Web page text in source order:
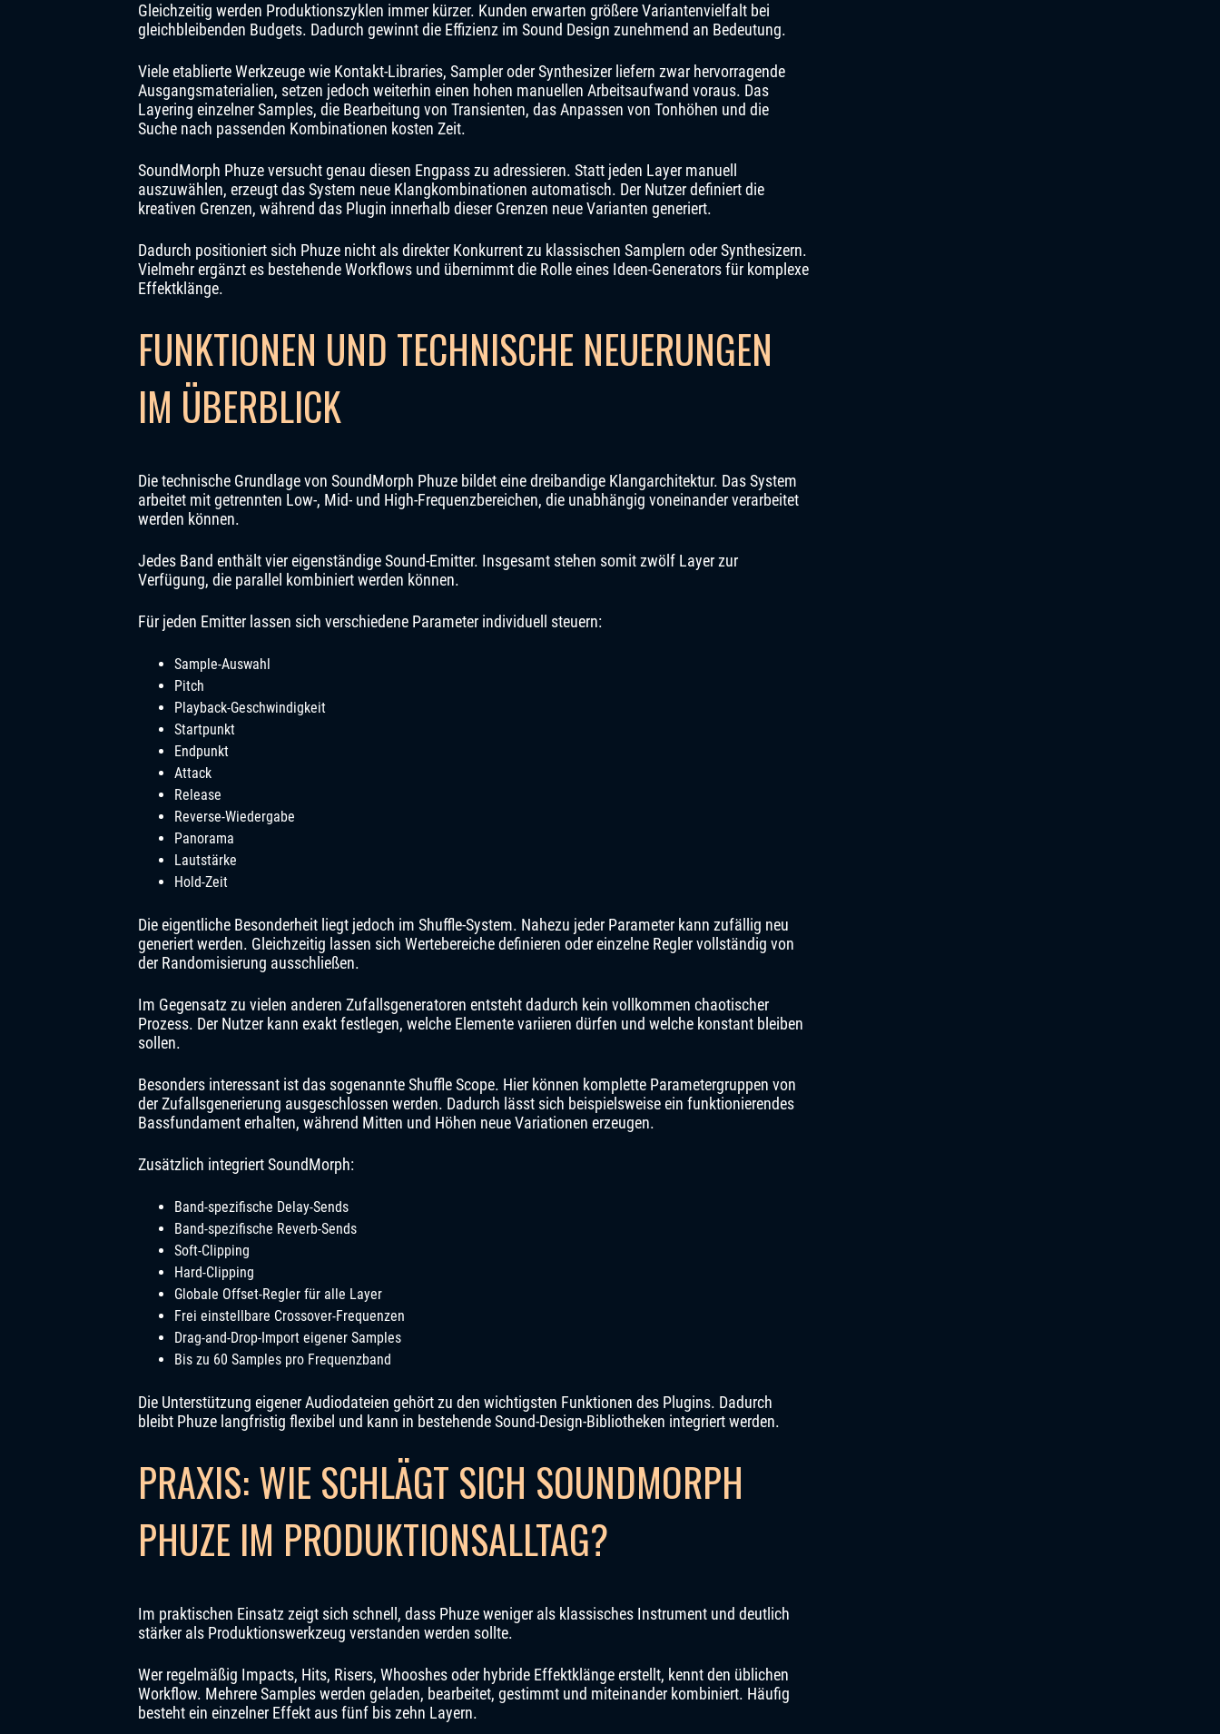
Gleichzeitig werden Produktionszyklen immer kürzer. Kunden erwarten größere Variantenvielfalt bei
gleichbleibenden Budgets. Dadurch gewinnt die Effizienz im Sound Design zunehmend an Bedeutung.
Viele etablierte Werkzeuge wie Kontakt-Libraries, Sampler oder Synthesizer liefern zwar hervorragende
Ausgangsmaterialien, setzen jedoch weiterhin einen hohen manuellen Arbeitsaufwand voraus. Das
Layering einzelner Samples, die Bearbeitung von Transienten, das Anpassen von Tonhöhen und die
Suche nach passenden Kombinationen kosten Zeit.
SoundMorph Phuze versucht genau diesen Engpass zu adressieren. Statt jeden Layer manuell
auszuwählen, erzeugt das System neue Klangkombinationen automatisch. Der Nutzer definiert die
kreativen Grenzen, während das Plugin innerhalb dieser Grenzen neue Varianten generiert.
Dadurch positioniert sich Phuze nicht als direkter Konkurrent zu klassischen Samplern oder Synthesizern.
Vielmehr ergänzt es bestehende Workflows und übernimmt die Rolle eines Ideen-Generators für komplexe
Effektklänge.
FUNKTIONEN UND TECHNISCHE NEUERUNGEN
IM ÜBERBLICK
Die technische Grundlage von SoundMorph Phuze bildet eine dreibandige Klangarchitektur. Das System
arbeitet mit getrennten Low-, Mid- und High-Frequenzbereichen, die unabhängig voneinander verarbeitet
werden können.
Jedes Band enthält vier eigenständige Sound-Emitter. Insgesamt stehen somit zwölf Layer zur
Verfügung, die parallel kombiniert werden können.
Für jeden Emitter lassen sich verschiedene Parameter individuell steuern:
Sample-Auswahl
Pitch
Playback-Geschwindigkeit
Startpunkt
Endpunkt
Attack
Release
Reverse-Wiedergabe
Panorama
Lautstärke
Hold-Zeit
Die eigentliche Besonderheit liegt jedoch im Shuffle-System. Nahezu jeder Parameter kann zufällig neu
generiert werden. Gleichzeitig lassen sich Wertebereiche definieren oder einzelne Regler vollständig von
der Randomisierung ausschließen.
Im Gegensatz zu vielen anderen Zufallsgeneratoren entsteht dadurch kein vollkommen chaotischer
Prozess. Der Nutzer kann exakt festlegen, welche Elemente variieren dürfen und welche konstant bleiben
sollen.
Besonders interessant ist das sogenannte Shuffle Scope. Hier können komplette Parametergruppen von
der Zufallsgenerierung ausgeschlossen werden. Dadurch lässt sich beispielsweise ein funktionierendes
Bassfundament erhalten, während Mitten und Höhen neue Variationen erzeugen.
Zusätzlich integriert SoundMorph:
Band-spezifische Delay-Sends
Band-spezifische Reverb-Sends
Soft-Clipping
Hard-Clipping
Globale Offset-Regler für alle Layer
Frei einstellbare Crossover-Frequenzen
Drag-and-Drop-Import eigener Samples
Bis zu 60 Samples pro Frequenzband
Die Unterstützung eigener Audiodateien gehört zu den wichtigsten Funktionen des Plugins. Dadurch
bleibt Phuze langfristig flexibel und kann in bestehende Sound-Design-Bibliotheken integriert werden.
PRAXIS: WIE SCHLÄGT SICH SOUNDMORPH
PHUZE IM PRODUKTIONSALLTAG?
Im praktischen Einsatz zeigt sich schnell, dass Phuze weniger als klassisches Instrument und deutlich
stärker als Produktionswerkzeug verstanden werden sollte.
Wer regelmäßig Impacts, Hits, Risers, Whooshes oder hybride Effektklänge erstellt, kennt den üblichen
Workflow. Mehrere Samples werden geladen, bearbeitet, gestimmt und miteinander kombiniert. Häufig
besteht ein einzelner Effekt aus fünf bis zehn Layern.